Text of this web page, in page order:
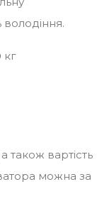
володіння.
кг
також вартість
можна за